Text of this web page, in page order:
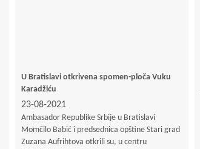
U Bratislavi otkrivena spomen-ploča Vuku
Karadžiću
23-08-2021
Ambasador Republike Srbije u Bratislavi
Momčilo Babić i predsednica opštine Stari grad
Zuzana Aufrihtova otkrili su, u centru